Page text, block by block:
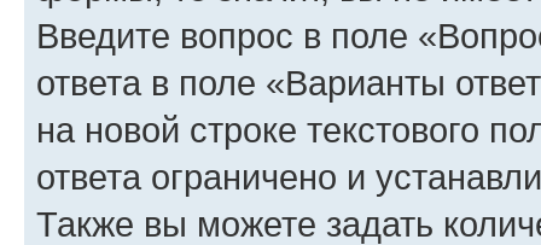
Введите вопрос в поле
ответа в поле «Варианты
на новой строке текстового
ответа ограничено и
Также вы можете задать